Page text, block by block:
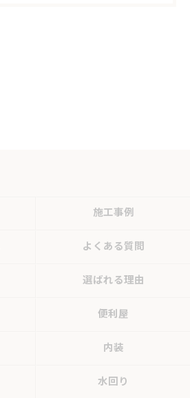
施工事例
よくある質問
選ばれる理由
便利屋
内装
水回り